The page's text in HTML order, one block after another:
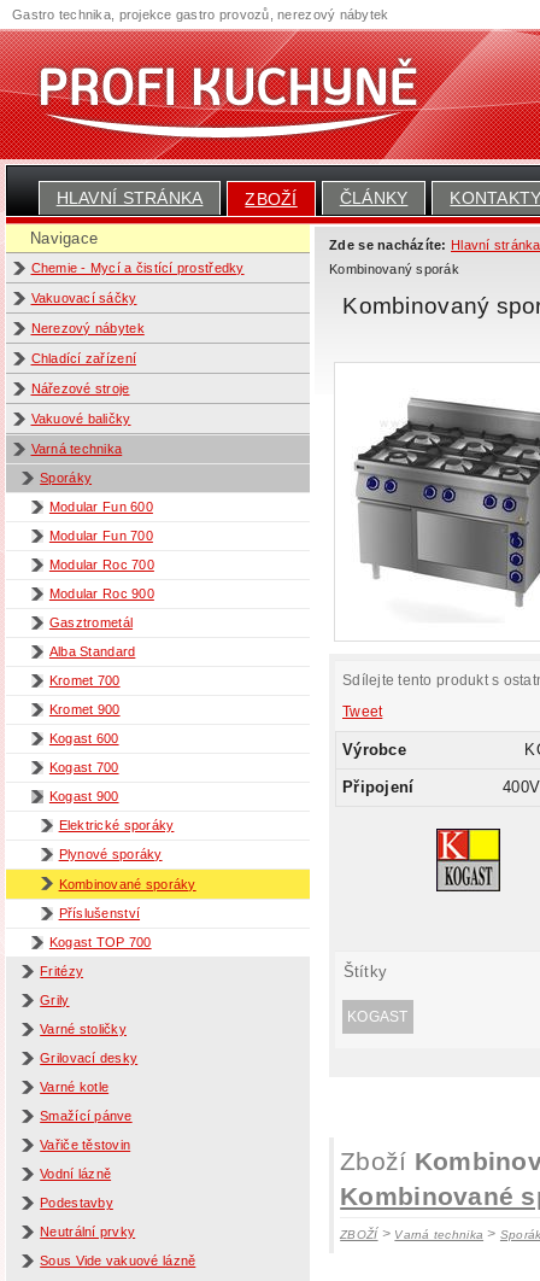
HLAVNÍ STRÁNKA ZBOŽÍ ČLÁNKY
Navigace
Chemie - Mycí a čistící prostředky
Vakuovací sáčky
Nerezový nábytek
Chladící zařízení
Nářezové stroje
Vakuové baličky
Varná technika
Sporáky
Modular Fun 600
Modular Fun 700
Modular Roc 700
Modular Roc 900
Gasztrometál
Alba Standard
Kromet 700
Kromet 900
Kogast 600
Kogast 700
Kogast 900
Elektrické sporáky
Plynové sporáky
Kombinované sporáky
Příslušenství
Kogast TOP 700
Fritézy
Grily
Varné stoličky
Grilovací desky
Varné kotle
Smažící pánve
Vařiče těstovin
Vodní lázně
Podestavby
Neutrální prvky
Sous Vide vakuové lázně
Zde se nacházíte: Hlavní stránka
Kombinovaný sporák
Kombinovaný
Sdílejte tento produkt s
Tweet
Výrobce
Připojení
Štítky
KOGAST
Zboží
Kombinované
ZBOŽÍ> Varná technika >
Gastro technika, projekce gastro provozů, nerezový nábytek